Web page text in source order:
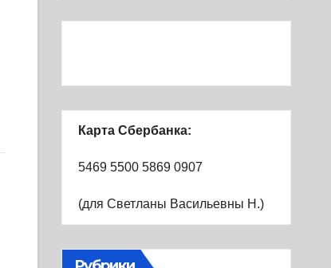
Карта Сбербанка:
5469 5500 5869 0907
(для Светланы Васильевны Н.)